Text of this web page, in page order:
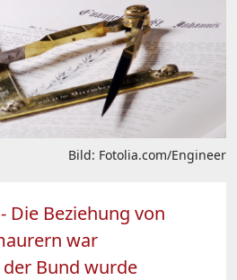
Bild: Fotolia.com/Engineer
- Die Beziehung von
war
Bund wurde